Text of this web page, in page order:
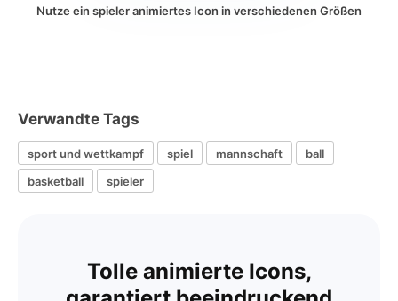
Nutze ein spieler animiertes Icon in verschiedenen Größen
Verwandte Tags
sport und wettkampf spiel mannschaft
ball
basketball
spieler
Tolle animierte Icons,